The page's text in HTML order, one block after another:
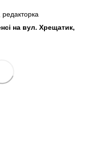
на вул. Хрещатик,